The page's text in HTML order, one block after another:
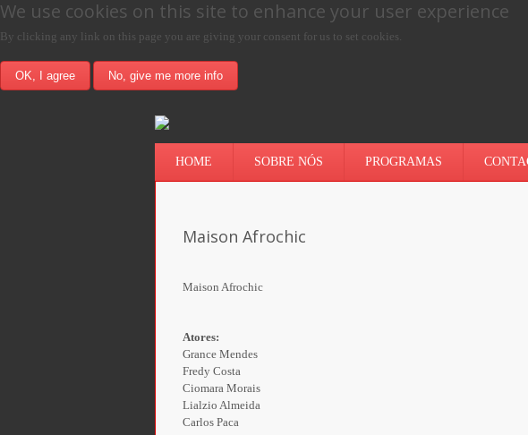
We use cookies on this site to enhance your user experience
By clicking any link on this page you are giving your consent for us to set cookies.
OK, I agree No, give me more info
HOME SOBRE NÓS PROGRAMAS
Maison Afrochic
Maison Afrochic
Atores:
Grance Mendes
Fredy Costa
Ciomara Morais
Lialzio Almeida
Carlos Paca